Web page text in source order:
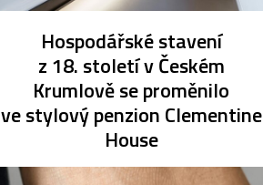
Hospodářské stavení
z 18. století v Českém
Krumlově se proměnilo
ve stylový penzion Clementine
House